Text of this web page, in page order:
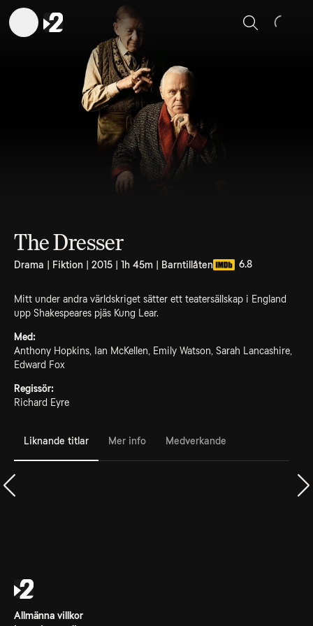
Sök
The Dresser
Drama | Fiktion | 2015 | 1h 45m | Barntillåten 6.8
Mitt under andra världskriget sätter ett teatersällskap i England
upp Shakespeares pjäs Kung Lear.
Med:
Anthony Hopkins, Ian McKellen, Emily Watson, Sarah Lancashire,
Edward Fox
Regissör:
Richard Eyre
Liknande titlar Mer info Medverkande
Allmänna villkor